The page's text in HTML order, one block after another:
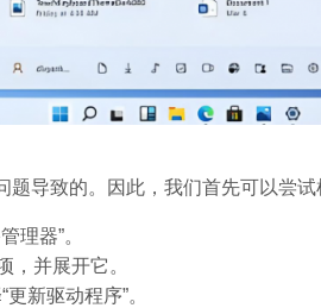
导致的。因此，我们首先可以尝试
理器”。
，并展开它。
新驱动程序”。